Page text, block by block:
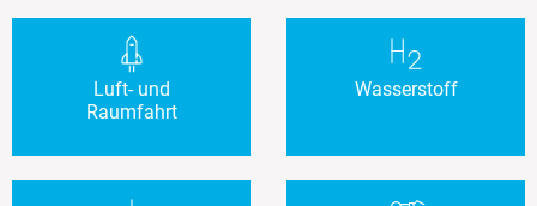
Luft- und
Raumfahrt
Wasserstoff